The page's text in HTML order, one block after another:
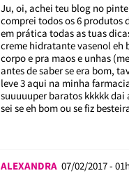
Ju, oi, achei teu blog no
comprei todos os 6 produtos
em prática todas as tuas
creme hidratante vasenol eh
corpo e pra maos e unhas
antes de saber se era bom,
leve 3 aqui na minha
suuuuuper baratos kkkkk dai
sei se eh bom ou se fiz
ALEXANDRA 07/02/2017 -